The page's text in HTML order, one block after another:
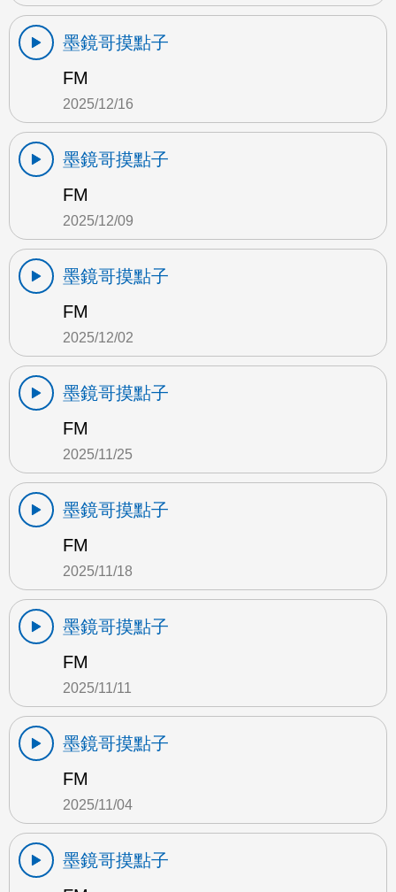
墨鏡哥摸點子
FM
2025/12/16
墨鏡哥摸點子
FM
2025/12/09
墨鏡哥摸點子
FM
2025/12/02
墨鏡哥摸點子
FM
2025/11/25
墨鏡哥摸點子
FM
2025/11/18
墨鏡哥摸點子
FM
2025/11/11
墨鏡哥摸點子
FM
2025/11/04
墨鏡哥摸點子